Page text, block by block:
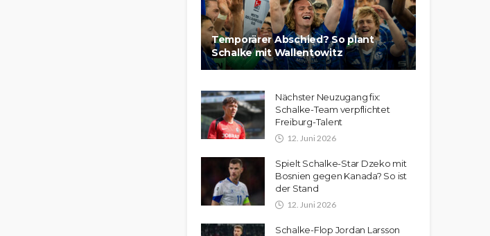
Temporärer Abschied? So plant
Schalke mit Wallentowitz
Nächster Neuzugang fix:
Schalke-Team verpflichtet
Freiburg-Talent
12. Juni 2026
Spielt Schalke-Star Dzeko mit
Bosnien gegen Kanada? So ist
der Stand
12. Juni 2026
Schalke-Flop Jordan Larsson